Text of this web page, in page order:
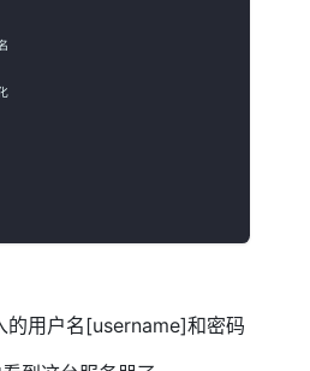
的用户名[username]和密码